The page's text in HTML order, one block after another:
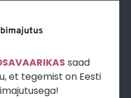
saad
et tegemist on Eesti